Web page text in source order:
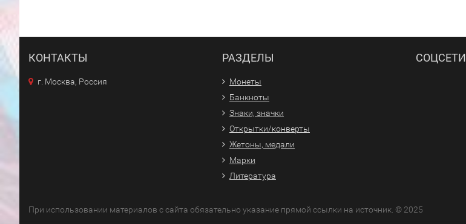
КОНТАКТЫ
г. Москва, Россия
РАЗДЕЛЫ
Монеты
Банкноты
Знаки, значки
Открытки/конверты
Жетоны, медали
Марки
Литература
СОЦСЕТИ
При использовании материалов с сайта обязательно указание прямой ссылки на источник. © 2025